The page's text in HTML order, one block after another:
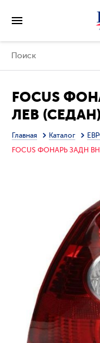
FOCUS
ЛЕВ (СЕДАН)
Главная Каталог
FOCUS ФОНАРЬ ЗАДН